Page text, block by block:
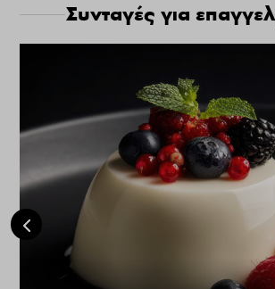
Συνταγές για